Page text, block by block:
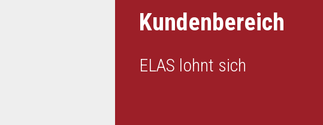
Kundenbereich
ELAS lohnt sich